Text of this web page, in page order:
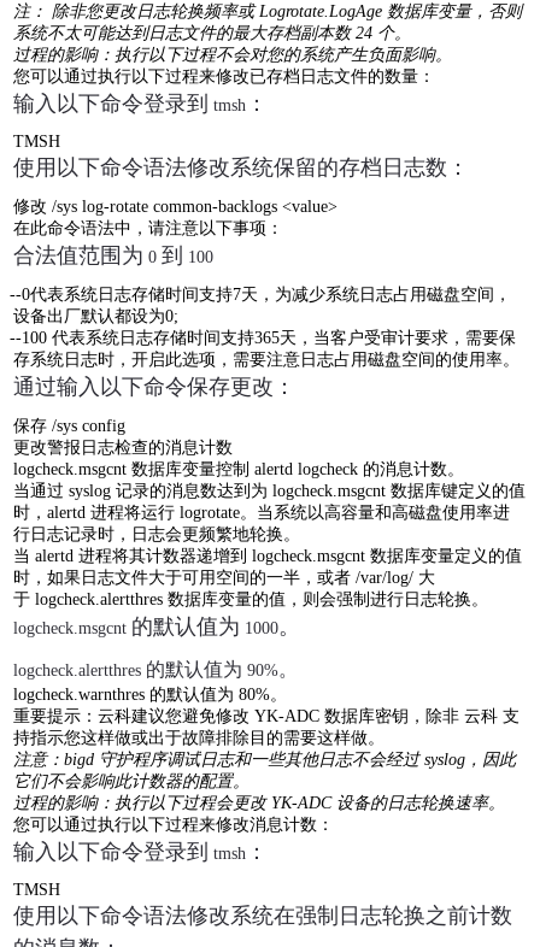
注： 除非您更改日志轮换频率或Logrotate.LogAge 数据库变量，否则
系统不太可能达到日志文件的最大存档副本数24 个。
过程的影响：执行以下过程不会对您的系统产生负面影响。
您可以通过执行以下过程来修改已存档日志文件的数量：
输入以下命令登录到 tmsh ：
TMSH
使用以下命令语法修改系统保留的存档日志数：
修改 /sys log-rotate common-backlogs <value>
在此命令语法中，请注意以下事项：
合法值范围为 0到 100
--0代表系统日志存储时间支持7天，为减少系统日志占用磁盘空间，
设备出厂默认都设为0;
--100代表系统日志存储时间支持365天，当客户受审计要求，需要保
存系统日志时，开启此选项，需要注意日志占用磁盘空间的使用率。
通过输入以下命令保存更改：
保存 /sys config
更改警报日志检查的消息计数
logcheck.msgcnt数据库变量控制 alertd logcheck 的消息计数。
当通过 syslog记录的消息数达到为 logcheck.msgcnt数据库键定义的值
时，alertd进程将运行 logrotate。当系统以高容量和高磁盘使用率进
行日志记录时，日志会更频繁地轮换。
当 alertd进程将其计数器递增到 logcheck.msgcnt数据库变量定义的值
时，如果日志文件大于可用空间的一半，或者 /var/log/ 大
于 logcheck.alertthres数据库变量的值，则会强制进行日志轮换。
logcheck.msgcnt 的默认值为 1000。
logcheck.alertthres 的默认值为 90%。
logcheck.warnthres 的默认值为 80%。
重要提示：云科建议您避免修改YK-ADC数据库密钥，除非 云科 支
持指示您这样做或出于故障排除目的需要这样做。
注意：bigd 守护程序调试日志和一些其他日志不会经过syslog ，因此
它们不会影响此计数器的配置。
过程的影响：执行以下过程会更改 YK-ADC 设备的日志轮换速率。
您可以通过执行以下过程来修改消息计数：
输入以下命令登录到 tmsh ：
TMSH
使用以下命令语法修改系统在强制日志轮换之前计数